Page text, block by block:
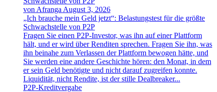
von Afranga August 3, 2026
„Ich brauche mein Geld jetzt“: Belastungstest für die größte
Schwachstelle von P2P
Fragen Sie einen P2P-Investor, was ihn auf einer Plattform
hält, und er wird über Renditen sprechen. Fragen Sie ihn, was
ihn beinahe zum Verlassen der Plattform bewogen hätte, und
Sie werden eine andere Geschichte hören: den Monat, in dem
er sein Geld benötigte und nicht darauf zugreifen konnte.
Liquidität, nicht Rendite, ist der stille Dealbreaker...
P2P-Kreditvergabe